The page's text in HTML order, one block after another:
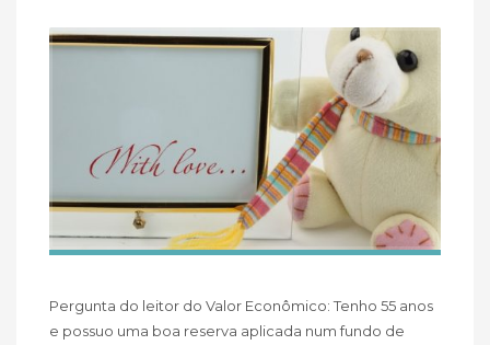
Pergunta do leitor do Valor Econômico: Tenho 55 anos
e possuo uma boa reserva aplicada num fundo de